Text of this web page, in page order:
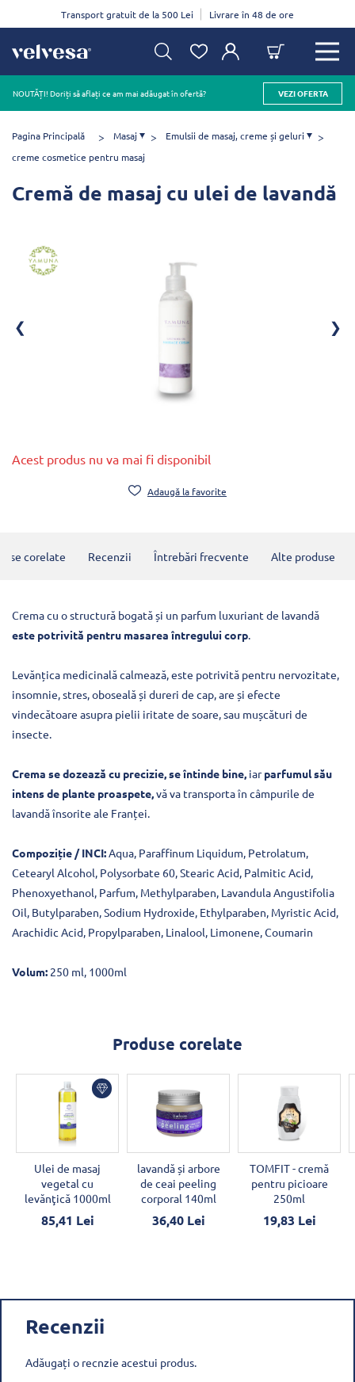
Transport gratuit de la 500 Lei Livrare în 48 de ore
NOUTĂȚI! Doriți să aflați ce am mai adăugat în ofertă? VEZI OFERTA
Pagina Principală Masaj
Emulsii de masaj, creme și geluri
creme cosmetice pentru masaj
Cremă de masaj cu ulei de lavandă
Acest produs nu va mai fi disponibil
Adaugă la favorite
corelate Recenzii Întrebări frecvente Alte produse
Crema cu o structură bogată și un parfum luxuriant de lavandă
este potrivită pentru masarea întregului corp.
Levănțica medicinală calmează, este potrivită pentru nervozitate,
insomnie, stres, oboseală și dureri de cap, are și efecte
vindecătoare asupra pielii iritate de soare, sau mușcături de
insecte.
Crema se dozează cu precizie, se întinde bine, iarparfumul său
intens de plante proaspete,vă va transporta în câmpurile de
lavandă însorite ale Franței.
Compoziție / INCI:Aqua, Paraffinum Liquidum, Petrolatum,
Cetearyl Alcohol, Polysorbate 60, Stearic Acid, Palmitic Acid,
Phenoxyethanol, Parfum, Methylparaben, Lavandula Angustifolia
Oil, Butylparaben, Sodium Hydroxide, Ethylparaben, Myristic Acid,
Arachidic Acid, Propylparaben, Linalool, Limonene, Coumarin
Volum: 250 ml, 1000ml
Produse corelate
Ulei de masaj
vegetal cu
levănţică 1000ml
85,41 Lei
lavandă și arbore
de ceai peeling
corporal 140ml
36,40 Lei
TOMFIT - cremă
pentru picioare
250ml
19,83 Lei
Recenzii
Adăugați o recnzie acestui produs.